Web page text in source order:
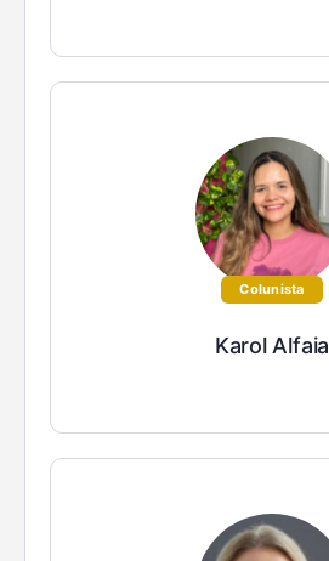
Colunista
Karol Alfaia